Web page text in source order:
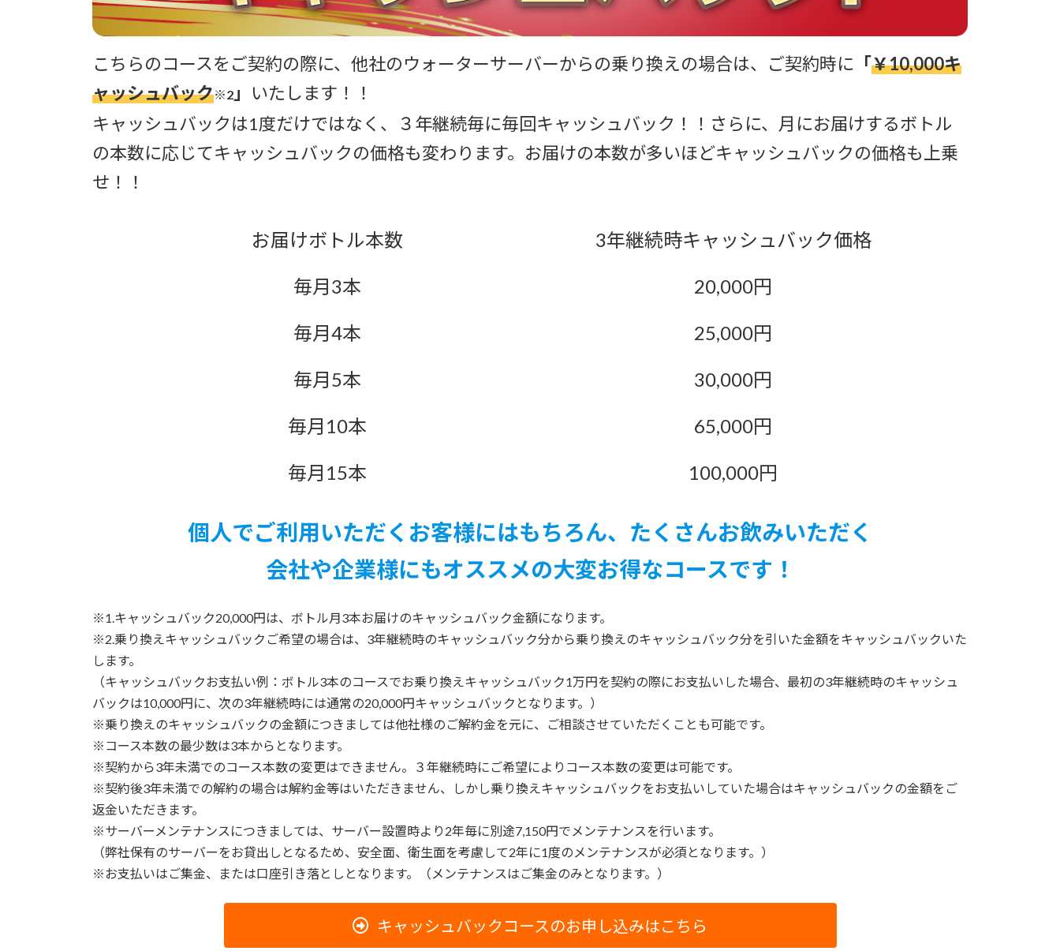
こちらのコースをご契約の際に、他社のウォーターサーバーからの乗り換えの場合は、ご契約時に 「￥10,000キ
ャッシュバック※2 」
いたします！！
キャッシュバックは1度だけではなく、３年継続毎に毎回キャッシュバック！！さらに、月にお届けするボトル
の本数に応じてキャッシュバックの価格も変わります。お届けの本数が多いほどキャッシュバックの価格も上乗
せ！！
お届けボトル本数 3年継続時キャッシュバック価格
毎月3本 20,000円
毎月4本 25,000円
毎月5本 30,000円
毎月10本 65,000円
毎月15本 100,000円
個人でご利用いただくお客様にはもちろん、たくさんお飲みいただく
会社や企業様にもオススメの大変お得なコースです！
※1.キャッシュバック20,000円は、ボトル月3本お届けのキャッシュバック金額になります。
※2.乗り換えキャッシュバックご希望の場合は、3年継続時のキャッシュバック分から乗り換えのキャッシュバック分を引いた金額をキャッシュバックいた
します。
（キャッシュバックお支払い例：ボトル3本のコースでお乗り換えキャッシュバック1万円を契約の際にお支払いした場合、最初の3年継続時のキャッシュ
バックは10,000円に、次の3年継続時には通常の20,000円キャッシュバックとなります。）
※乗り換えのキャッシュバックの金額につきましては他社様のご解約金を元に、ご相談させていただくことも可能です。
※コース本数の最少数は3本からとなります。
※契約から3年未満でのコース本数の変更はできません。３年継続時にご希望によりコース本数の変更は可能です。
※契約後3年未満での解約の場合は解約金等はいただきません、しかし乗り換えキャッシュバックをお支払いしていた場合はキャッシュバックの金額をご
返金いただきます。
※サーバーメンテナンスにつきましては、サーバー設置時より2年毎に別途7,150円でメンテナンスを行います。
（弊社保有のサーバーをお貸出しとなるため、安全面、衛生面を考慮して2年に1度のメンテナンスが必須となります。）
※お支払いはご集金、または口座引き落としとなります。（メンテナンスはご集金のみとなります。）
キャッシュバックコースのお申し込みはこちら